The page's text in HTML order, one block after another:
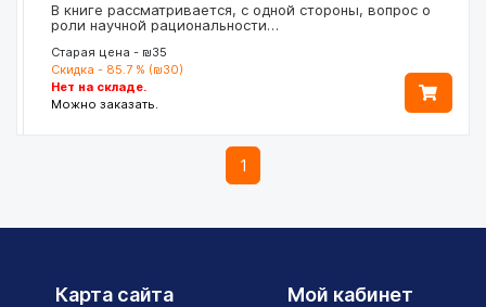
В книге рассматривается, с одной стороны, вопрос о
роли научной рациональности…
Старая цена - ₪35
Скидка - 85.7 % (₪30)
Нет на складе.
Можно заказать.
1
Карта сайта Мой кабинет